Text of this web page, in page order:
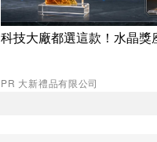
科技大廠都選這款！水晶獎
PR 大新禮品有限公司